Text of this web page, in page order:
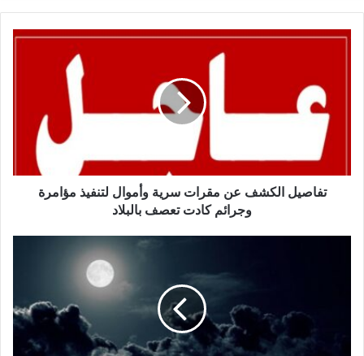
تفاصيل الكشف عن مقرات سرية وأموال لتنفيذ مؤامرة
وجرائم كادت تعصف بالبلاد